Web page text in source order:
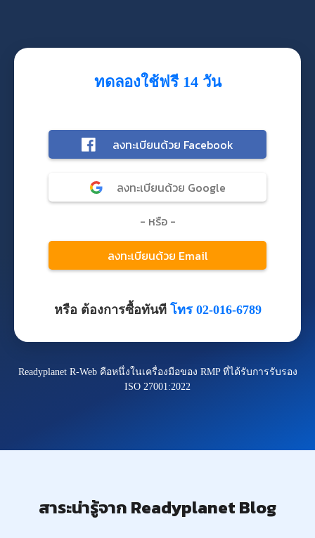
ทดลองใช้ฟรี 14 วัน
หรือ ต้องการซื้อทันที โทร 02-016-6789
Readyplanet R-Web คือหนึ่งในเครื่องมือของ RMP ที่ได้รับการรับรอง
ISO 27001:2022
สาระน่ารู้จาก Readyplanet Blog